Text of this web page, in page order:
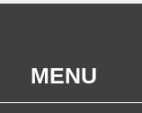
MENU